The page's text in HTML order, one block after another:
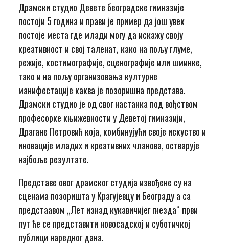
Драмски студио Девете београдске гимназије
постоји 5 година и прави је пример да још увек
постоје места где млади могу да искажу своју
креативност и свој таленат, како на пољу глуме,
режије, костимографије, сценографије или шминке,
тако и на пољу организовања културне
манифестације каква је позоришна представа.
Драмски студио је од свог настанка под вођством
професорке књижевности у Деветој гимназији,
Драгане Петровић која, комбинујући своје искуство и
иновације младих и креативних чланова, остварује
најбоље резултате.
Представе овог драмског студиjа извођене су на
сценама позоришта у Крагујевцу и Београду а са
предстаавом „Лет изнад кукавичијег гнезда“ први
пут ће се представити новосадској и суботичкој
публици наредног дана.